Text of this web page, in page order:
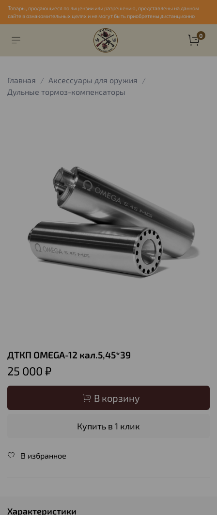
Товары, продающиеся по лицензии или разрешению, представлены на данном
сайте в ознакомительных целях и не могут быть приобретены дистанционно
0
Главная
Аксессуары для оружия
Дульные тормоз-компенсаторы
ДТКП OMEGA-12 кал.5,45*39
25 000 ₽
В корзину
Купить в 1 клик
В избранное
Характеристики